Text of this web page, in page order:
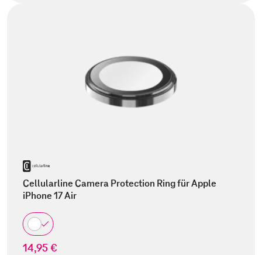
Cellularline Camera Protection Ring für Apple
iPhone 17 Air
14,95 €